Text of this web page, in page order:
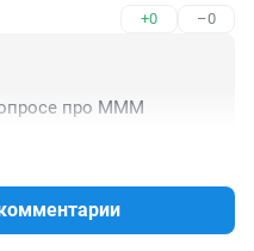
+0 –0
про МММ